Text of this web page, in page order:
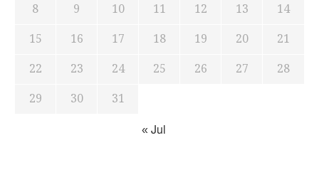
8 9 10 11 12 13
14
15
16 17 18 19 20
21
22
23 24 25 26 27
28
29
30 31
« Jul